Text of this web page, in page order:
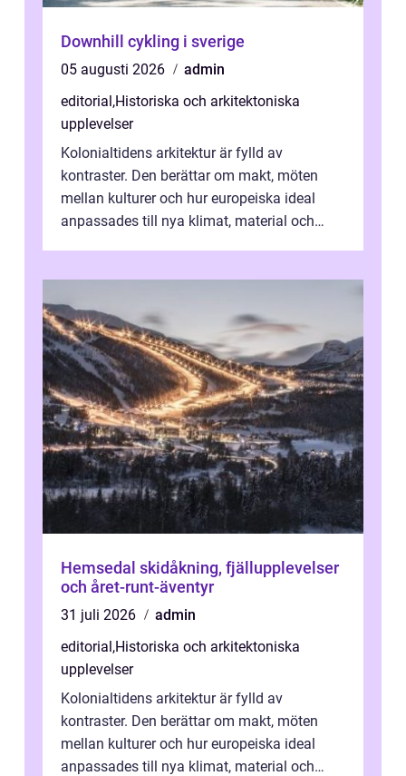
Downhill cykling i sverige
05 augusti 2026
admin
editorial,Historiska och arkitektoniska
upplevelser
Kolonialtidens arkitektur är fylld av
kontraster. Den berättar om makt, möten
mellan kulturer och hur europeiska ideal
anpassades till nya klimat, material och
Hemsedal skidåkning, fjällupplevelser
och året-runt-äventyr
31 juli 2026
admin
editorial,Historiska och arkitektoniska
upplevelser
Kolonialtidens arkitektur är fylld av
kontraster. Den berättar om makt, möten
mellan kulturer och hur europeiska ideal
anpassades till nya klimat, material och